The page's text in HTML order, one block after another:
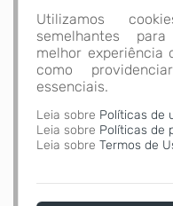
Utilizamos
semelhantes
melhor experiência
como
essenciais.
Leia sobre Políticas de
Leia sobre Políticas de
Leia sobre Termos de
Iniciando em
a
Ambiente de
de Serviço
entraram em
acesse o link
Autoatendimento
ITAPIRANGA